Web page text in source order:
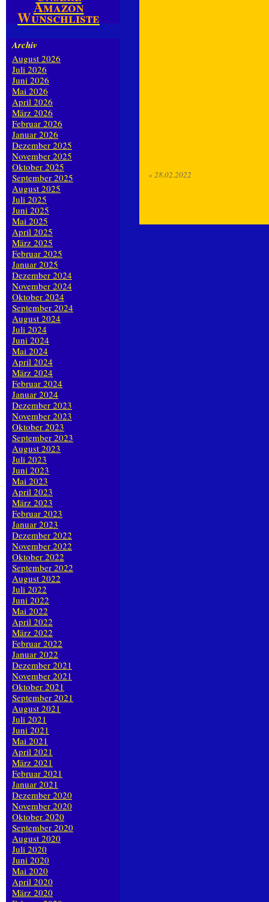
« 28.02.2022
Amazon
Wunschliste
Archiv
August 2026
Juli 2026
Juni 2026
Mai 2026
April 2026
März 2026
Februar 2026
Januar 2026
Dezember 2025
November 2025
Oktober 2025
September 2025
August 2025
Juli 2025
Juni 2025
Mai 2025
April 2025
März 2025
Februar 2025
Januar 2025
Dezember 2024
November 2024
Oktober 2024
September 2024
August 2024
Juli 2024
Juni 2024
Mai 2024
April 2024
März 2024
Februar 2024
Januar 2024
Dezember 2023
November 2023
Oktober 2023
September 2023
August 2023
Juli 2023
Juni 2023
Mai 2023
April 2023
März 2023
Februar 2023
Januar 2023
Dezember 2022
November 2022
Oktober 2022
September 2022
August 2022
Juli 2022
Juni 2022
Mai 2022
April 2022
März 2022
Februar 2022
Januar 2022
Dezember 2021
November 2021
Oktober 2021
September 2021
August 2021
Juli 2021
Juni 2021
Mai 2021
April 2021
März 2021
Februar 2021
Januar 2021
Dezember 2020
November 2020
Oktober 2020
September 2020
August 2020
Juli 2020
Juni 2020
Mai 2020
April 2020
März 2020